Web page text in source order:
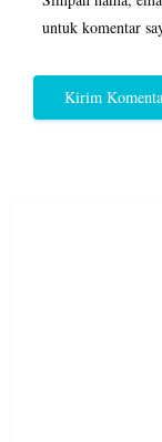
untuk komentar